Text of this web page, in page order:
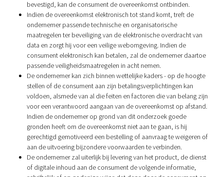
bevestigd, kan de consument de overeenkomst ontbinden.
Indien de overeenkomst elektronisch tot stand komt, treft de
ondernemer passende technische en organisatorische
maatregelen ter beveiliging van de elektronische overdracht van
data en zorgt hij voor een veilige webomgeving. Indien de
consument elektronisch kan betalen, zal de ondernemer daartoe
passende veiligheidsmaatregelen in acht nemen.
De ondernemer kan zich binnen wettelijke kaders - op de hoogte
stellen of de consument aan zijn betalingsverplichtingen kan
voldoen, alsmede van al die feiten en factoren die van belang zijn
voor een verantwoord aangaan van de overeenkomst op afstand.
Indien de ondernemer op grond van dit onderzoek goede
gronden heeft om de overeenkomst niet aan te gaan, is hij
gerechtigd gemotiveerd een bestelling of aanvraag te weigeren of
aan de uitvoering bijzondere voorwaarden te verbinden.
De ondernemer zal uiterlijk bij levering van het product, de dienst
of digitale inhoud aan de consument de volgende informatie,